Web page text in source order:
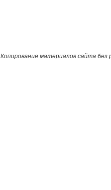
Копирование материалов сайта без